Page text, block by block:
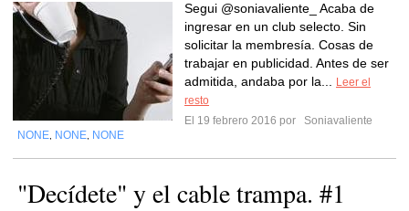
Segui @soniavaliente_ Acaba de
ingresar en un club selecto. Sin
solicitar la membresía. Cosas de
trabajar en publicidad. Antes de ser
admitida, andaba por la...
Leer el
resto
El 19 febrero 2016 por
Soniavaliente
NONE NONE NONE
"Decídete" y el cable trampa. #1